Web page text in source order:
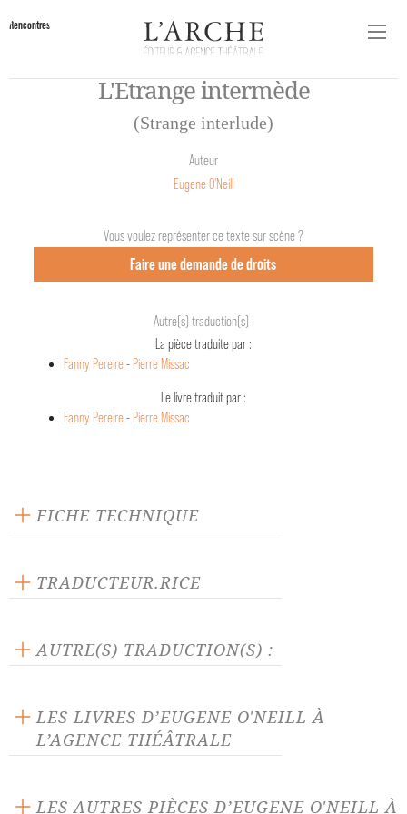
Rencontres
L'Etrange intermède
(Strange interlude)
Auteur
Eugene O'Neill
Vous voulez représenter ce texte sur scène ?
Faire une demande de droits
Autre(s) traduction(s) :
La pièce traduite par :
Fanny Pereire- Pierre Missac
Le livre traduit par :
Fanny Pereire- Pierre Missac
FICHE TECHNIQUE
Langue source : anglais
Nombre de personnages masculins : 5
TRADUCTEUR.RICE
AUTRE(S) TRADUCTION(S) :
LES LIVRES D’EUGENE O'NEILL À
L’AGENCE THÉÂTRALE
LES AUTRES PIÈCES D’EUGENE O'NEILL À